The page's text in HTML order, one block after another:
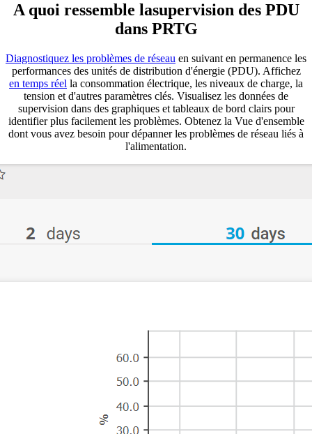
A quoi ressemble lasupervision des PDU
dans PRTG
Diagnostiquez les problèmes de réseau en suivant en permanence les
performances des unités de distribution d'énergie (PDU). Affichez
en temps réel la consommation électrique, les niveaux de charge, la
tension et d'autres paramètres clés. Visualisez les données de
supervision dans des graphiques et tableaux de bord clairs pour
identifier plus facilement les problèmes. Obtenez la Vue d'ensemble
dont vous avez besoin pour dépanner les problèmes de réseau liés à
l'alimentation.